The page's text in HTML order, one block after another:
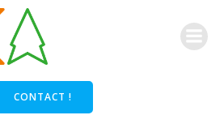
contenu
CONTACT !